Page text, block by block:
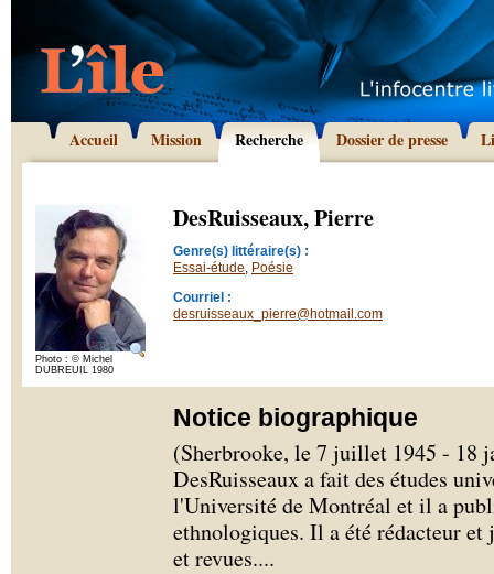
Accueil Mission Recherche Dossier de presse
Photo : © Michel
DUBREUIL 1980
DesRuisseaux, Pierre
Genre(s) littéraire(s) :
Essai-étude, Poésie
Courriel :
desruisseaux_pierre@hotmail.com
Notice biographique
(Sherbrooke, le 7 juillet 1945 - 18
DesRuisseaux a fait des études
l'Université de Montréal et il a
ethnologiques. Il a été rédacteur
et revues....